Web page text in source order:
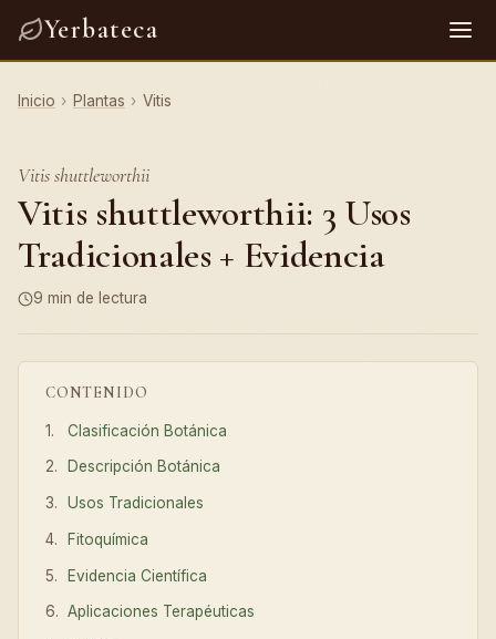
Yerbateca
Inicio › Plantas › Vitis
Vitis shuttleworthii
Vitis shuttleworthii: 3 Usos
Tradicionales + Evidencia
9 min de lectura
CONTENIDO
Clasificación Botánica
Descripción Botánica
Usos Tradicionales
Fitoquímica
Evidencia Científica
Aplicaciones Terapéuticas